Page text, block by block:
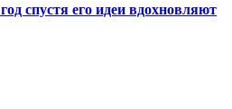
спустя его идеи вдохновляют